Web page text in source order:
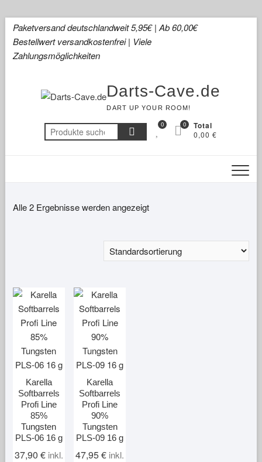
Skip
content
Paketversand deutschlandweit 5,95€ | Ab 60,00€
Bestellwert versandkostenfrei | Viele
Zahlungsmöglichkeiten
Darts-Cave.de
DART UP YOUR ROOM!
Suchen
nach:
0 Total
0,00 €
0
Alle 2 Ergebnisse werden angezeigt
Karella
Softbarrels
Profi Line
85%
Tungsten
PLS-06 16 g
37,90 € inkl.
Karella
Softbarrels
Profi Line
90%
Tungsten
PLS-09 16 g
47,95€ inkl.